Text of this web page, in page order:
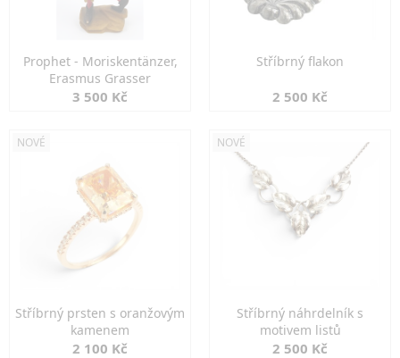
Prophet - Moriskentänzer,
Erasmus Grasser
3 500 Kč
Stříbrný flakon
2 500 Kč
NOVÉ
Stříbrný prsten s oranžovým
kamenem
2 100 Kč
NOVÉ
Stříbrný náhrdelník s
motivem listů
2 500 Kč